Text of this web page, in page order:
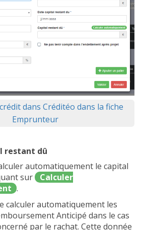
dans Créditéo dans la fiche
Emprunteur
restant dû
automatiquement le capital
sur
Calculer
.
calculer automatiquement les
Anticipé dans le cas
par le rachat. Cette donnée